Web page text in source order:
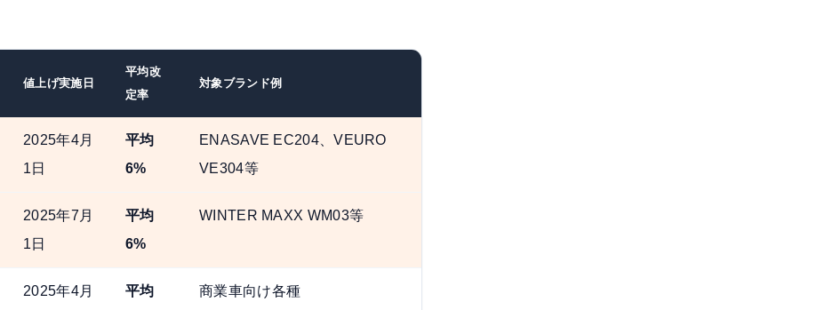
値上げ実施日
平均改
定率
対象ブランド例
2025年4月
1日
平均
6%
ENASAVE EC204、VEURO
VE304等
2025年7月
1日
平均
6%
WINTER MAXX WM03等
2025年4月
平均
商業車向け各種